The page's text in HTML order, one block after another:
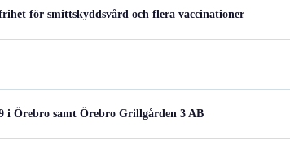
för smittskyddsvård och flera vaccinationer
i Örebro samt Örebro Grillgården 3 AB